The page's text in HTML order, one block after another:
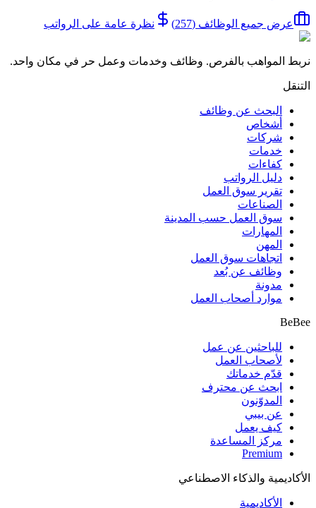
عرض جميع الوظائف (
257
) نظرة عامة على الرواتب
نربط المواهب بالفرص. وظائف وخدمات وعمل حر في مكان واحد.
التنقل
البحث عن وظائف
أشخاص
شركات
خدمات
كفاءات
دليل الرواتب
تقرير سوق العمل
الصناعات
سوق العمل حسب المدينة
المهارات
المهن
اتجاهات سوق العمل
وظائف عن بُعد
مدونة
موارد أصحاب العمل
BeBee
للباحثين عن عمل
لأصحاب العمل
قدّم خدماتك
ابحث عن محترف
المدوّنون
عن بيبي
كيف يعمل
مركز المساعدة
Premium
الأكاديمية والذكاء الاصطناعي
الأكاديمية